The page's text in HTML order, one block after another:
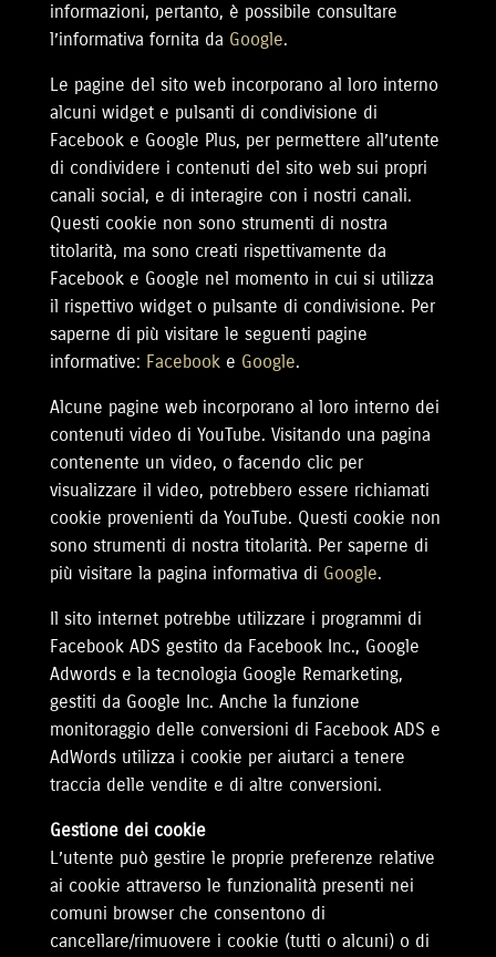
informazioni, pertanto, è possibile consultare
l’informativa fornita da Google.
Le pagine del sito web incorporano al loro interno
alcuni widget e pulsanti di condivisione di
Facebook e Google Plus, per permettere all’utente
di condividere i contenuti del sito web sui propri
canali social, e di interagire con i nostri canali.
Questi cookie non sono strumenti di nostra
titolarità, ma sono creati rispettivamente da
Facebook e Google nel momento in cui si utilizza
il rispettivo widget o pulsante di condivisione. Per
saperne di più visitare le seguenti pagine
informative: Facebooke Google.
Alcune pagine web incorporano al loro interno dei
contenuti video di YouTube. Visitando una pagina
contenente un video, o facendo clic per
visualizzare il video, potrebbero essere richiamati
cookie provenienti da YouTube. Questi cookie non
sono strumenti di nostra titolarità. Per saperne di
più visitare la pagina informativa di Google.
Il sito internet potrebbe utilizzare i programmi di
Facebook ADS gestito da Facebook Inc., Google
Adwords e la tecnologia Google Remarketing,
gestiti da Google Inc. Anche la funzione
monitoraggio delle conversioni di Facebook ADS e
AdWords utilizza i cookie per aiutarci a tenere
traccia delle vendite e di altre conversioni.
Gestione dei cookie
L’utente può gestire le proprie preferenze relative
ai cookie attraverso le funzionalità presenti nei
comuni browser che consentono di
cancellare/rimuovere i cookie (tutti o alcuni) o di